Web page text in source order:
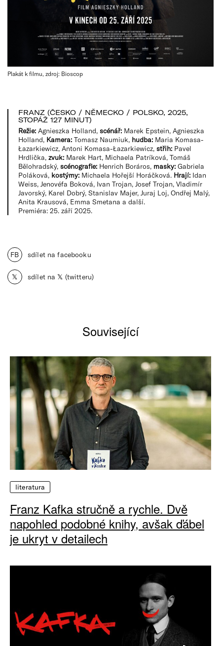
Plakát k filmu, zdroj: Bioscop
FRANZ (ČESKO / NĚMECKO / POLSKO, 2025,
STOPÁŽ 127 MINUT)
Režie: Agnieszka Holland, scénář: Marek Epstein, Agnieszka
Holland, Kamera: Tomasz Naumiuk, hudba: Maria Komasa-
Łazarkiewicz, Antoni Komasa-Łazarkiewicz, střih: Pavel
Hrdlička, zvuk: Marek Hart, Michaela Patríková, Tomáš
Bělohradský, scénografie: Henrich Boráros, masky: Gabriela
Poláková, kostýmy: Michaela Hořejší Horáčková. Hrají: Idan
Weiss, Jenovéfa Boková, Ivan Trojan, Josef Trojan, Vladimír
Javorský, Karel Dobrý, Stanislav Majer, Juraj Loj, Ondřej Malý,
Anita Krausová, Emma Smetana a další.
Premiéra: 25. září 2025.
FB sdílet na facebooku
𝕏 sdílet na 𝕏 (twitteru)
Související
literatura
Franz Kafka stručně a rychle. Dvě
napohled podobné knihy, avšak ďábel
je ukryt v detailech